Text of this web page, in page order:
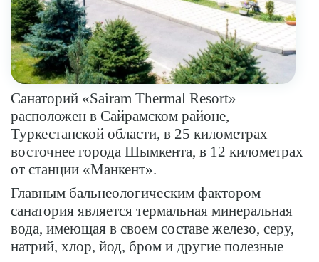
Санаторий «Sairam Thermal Resort»
расположен в Сайрамском районе,
Туркестанской области, в 25 километрах
восточнее города Шымкента, в 12 километрах
от станции «Манкент».
Главным бальнеологическим фактором
санатория является термальная минеральная
вода, имеющая в своем составе железо, серу,
натрий, хлор, йод, бром и другие полезные